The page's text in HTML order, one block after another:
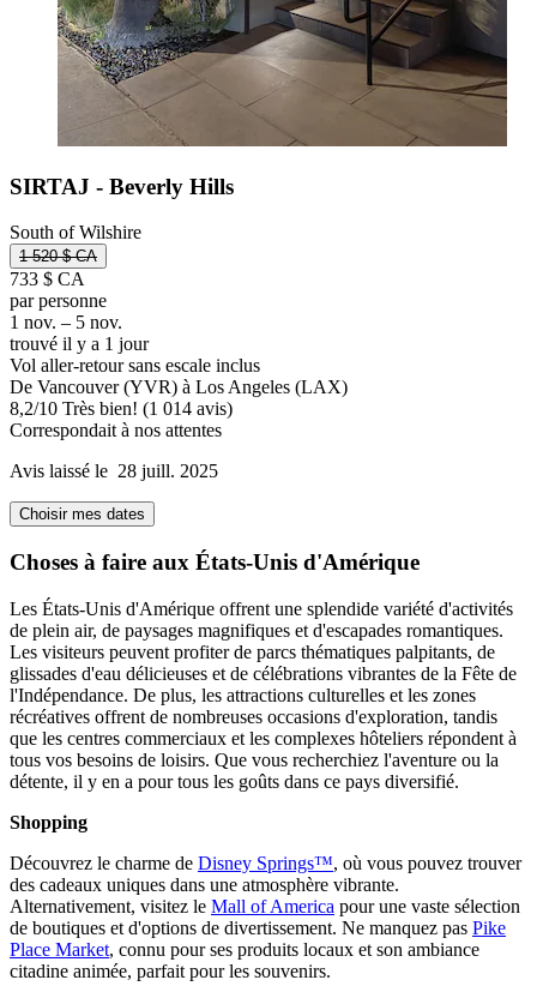
SIRTAJ - Beverly Hills
South of Wilshire
1 520 $ CA
733 $ CA
par personne
1 nov. – 5 nov.
trouvé il y a 1 jour
Vol aller-retour sans escale inclus
De Vancouver (YVR) à Los Angeles (LAX)
8,2/10 Très bien! (1 014 avis)
Correspondait à nos attentes
Avis laissé le 28 juill. 2025
Choisir mes dates
Choses à faire aux États-Unis d'Amérique
Les États-Unis d'Amérique offrent une splendide variété d'activités
de plein air, de paysages magnifiques et d'escapades romantiques.
Les visiteurs peuvent profiter de parcs thématiques palpitants, de
glissades d'eau délicieuses et de célébrations vibrantes de la Fête de
l'Indépendance. De plus, les attractions culturelles et les zones
récréatives offrent de nombreuses occasions d'exploration, tandis
que les centres commerciaux et les complexes hôteliers répondent à
tous vos besoins de loisirs. Que vous recherchiez l'aventure ou la
détente, il y en a pour tous les goûts dans ce pays diversifié.
Shopping
Découvrez le charme de Disney Springs™, où vous pouvez trouver
des cadeaux uniques dans une atmosphère vibrante.
Alternativement, visitez le Mall of America pour une vaste sélection
de boutiques et d'options de divertissement. Ne manquez pas Pike
Place Market, connu pour ses produits locaux et son ambiance
citadine animée, parfait pour les souvenirs.